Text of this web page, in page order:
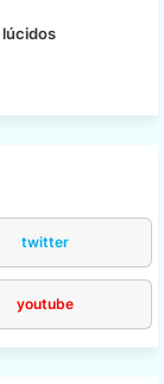
lúcidos
twitter
youtube